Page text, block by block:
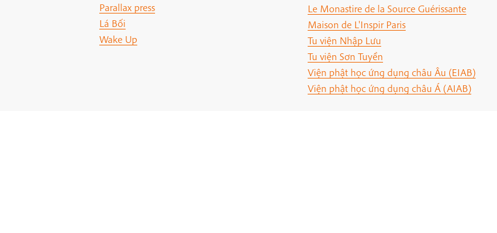
Parallax press
Lá Bối
Wake Up
Le Monastire de la Source Guérissante
Maison de L'Inspir Paris
Tu viện Nhập Lưu
Tu viện Sơn Tuyền
Viện phật học ứng dụng châu Âu (EIAB)
Viện phật học ứng dụng châu Á (AIAB)